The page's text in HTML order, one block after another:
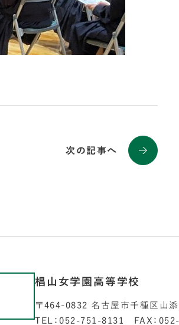
次の記事へ
椙山女学園高等学校
〒464-0832 名古屋市千種区山
TEL：052-751-8131 FAX：